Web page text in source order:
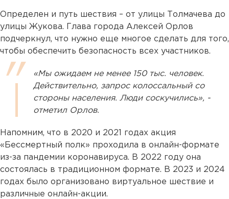
Определен и путь шествия – от улицы Толмачева до
улицы Жукова. Глава города Алексей Орлов
подчеркнул, что нужно еще многое сделать для того,
чтобы обеспечить безопасность всех участников.
«Мы ожидаем не менее 150 тыс. человек.
Действительно, запрос колоссальный со
стороны населения. Люди соскучились», -
отметил Орлов.
Напомним, что в 2020 и 2021 годах акция
«Бессмертный полк» проходила в онлайн-формате
из-за пандемии коронавируса. В 2022 году она
состоялась в традиционном формате. В 2023 и 2024
годах было организовано виртуальное шествие и
различные онлайн-акции.